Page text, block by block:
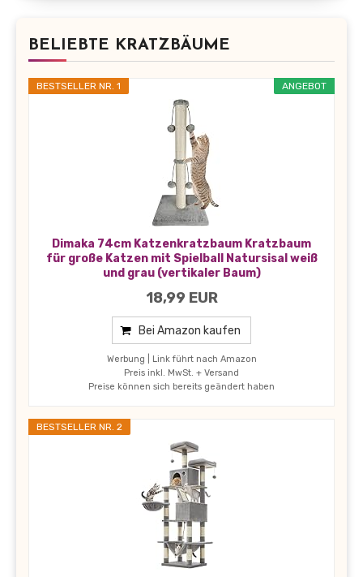
BELIEBTE KRATZBÄUME
ANGEBOT
BESTSELLER NR. 1
Dimaka 74cm Katzenkratzbaum Kratzbaum
für große Katzen mit Spielball Natursisal weiß
und grau (vertikaler Baum)
18,99 EUR
Bei Amazon kaufen
Werbung | Link führt nach Amazon
Preis inkl. MwSt. + Versand
Preise können sich bereits geändert haben
BESTSELLER NR. 2